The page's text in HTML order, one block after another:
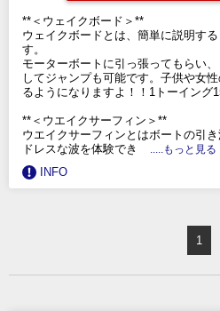
**＜ウェイクボード＞**
ウェイクボードとは、簡単に説明す
す。
モーターボートに引っ張ってもらい
してジャンプも可能です。子供や女
るようになりますよ！！1トーイング
**＜ウエイクサーフィン＞**
ウエイクサーフィンとはボートの引
ドレスな波を体験でき
.....もっと見る
INFO
1